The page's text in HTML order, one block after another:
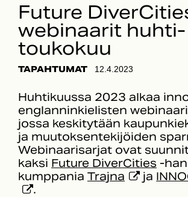
Future
webinaarit huhti-
toukokuu
TAPAHTUMAT 12.4.2023
Huhtikuussa 2023 alkaa
englanninkielisten
jossa keskitytään
ja muutoksentekijöiden
Webinaarisarjat ovat
kaksi Future DiverCities -
kumppania Trajna ja
.